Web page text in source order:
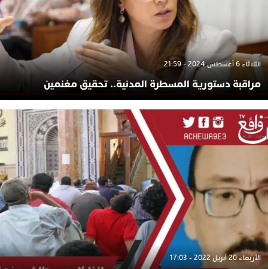
الثلاثاء 6 أغسطس 2024 - 21:59
مراقبة دستورية المسطرة المدنية.. تحقيق مغنمين
الأربعاء 20 أبريل 2022 - 17:03